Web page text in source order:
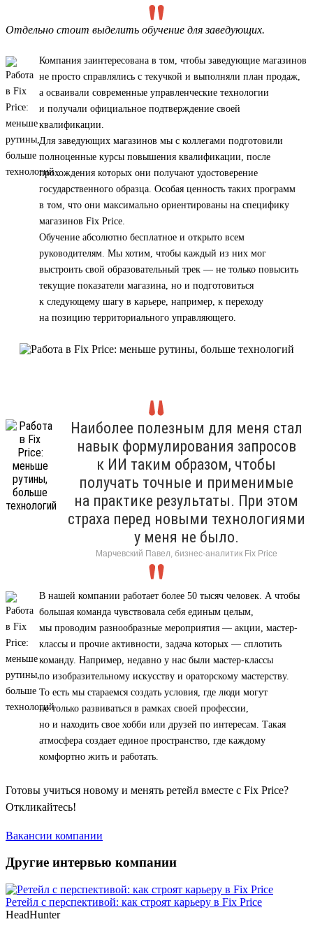
Отдельно стоит выделить обучение для заведующих.
Компания заинтересована в том, чтобы заведующие магазинов
не просто справлялись с текучкой и выполняли план продаж,
а осваивали современные управленческие технологии
и получали официальное подтверждение своей
квалификации.
Для заведующих магазинов мы с коллегами подготовили
полноценные курсы повышения квалификации, после
прохождения которых они получают удостоверение
государственного образца. Особая ценность таких программ
в том, что они максимально ориентированы на специфику
магазинов Fix Price.
Обучение абсолютно бесплатное и открыто всем
руководителям. Мы хотим, чтобы каждый из них мог
выстроить свой образовательный трек — не только повысить
текущие показатели магазина, но и подготовиться
к следующему шагу в карьере, например, к переходу
на позицию территориального управляющего.
Наиболее полезным для меня стал
навык формулирования запросов
к ИИ таким образом, чтобы
получать точные и применимые
на практике результаты. При этом
страха перед новыми технологиями
у меня не было.
Марчевский Павел, бизнес-аналитик Fix Price
В нашей компании работает более 50 тысяч человек. А чтобы
большая команда чувствовала себя единым целым,
мы проводим разнообразные мероприятия — акции, мастер-
классы и прочие активности, задача которых — сплотить
команду. Например, недавно у нас были мастер-классы
по изобразительному искусству и ораторскому мастерству.
То есть мы стараемся создать условия, где люди могут
не только развиваться в рамках своей профессии,
но и находить свое хобби или друзей по интересам. Такая
атмосфера создает единое пространство, где каждому
комфортно жить и работать.
Готовы учиться новому и менять ретейл вместе с Fix Price?
Откликайтесь!
Вакансии компании
Другие интервью компании
Ретейл с перспективой: как строят карьеру в Fix Price
HeadHunter